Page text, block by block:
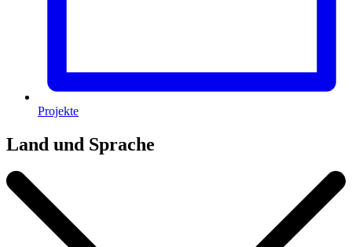
Projekte
Land und Sprache